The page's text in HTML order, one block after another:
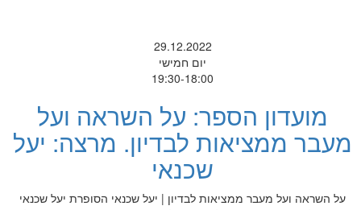
29.12.2022
יום חמישי
19:30-18:00
מועדון הספר: על השראה ועל
מעבר ממציאות לבדיון. מרצה: יעל
שכנאי
על השראה ועל מעבר ממציאות לבדיון | יעל שכנאי הסופרת יעל שכנאי